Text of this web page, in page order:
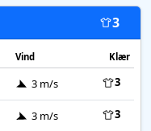
3
Vind Klær
3 m/s 3
3 m/s 3